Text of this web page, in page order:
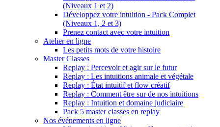
(Niveaux 1 et 2)
Développez votre intuition - Pack Complet
(Niveaux 1, 2 et 3)
Prenez contact avec votre intuition
Atelier en ligne
Les petits mots de votre histoire
Master Classes
Replay : Percevoir et agir sur le futur
Replay : Les intuitions animale et végétale
Replay : État intuitif et flow créatif
Replay : Comment être sur de nos intuitions
Replay : Intuition et domaine judiciaire
Pack 5 master classes en replay
Nos événements en ligne